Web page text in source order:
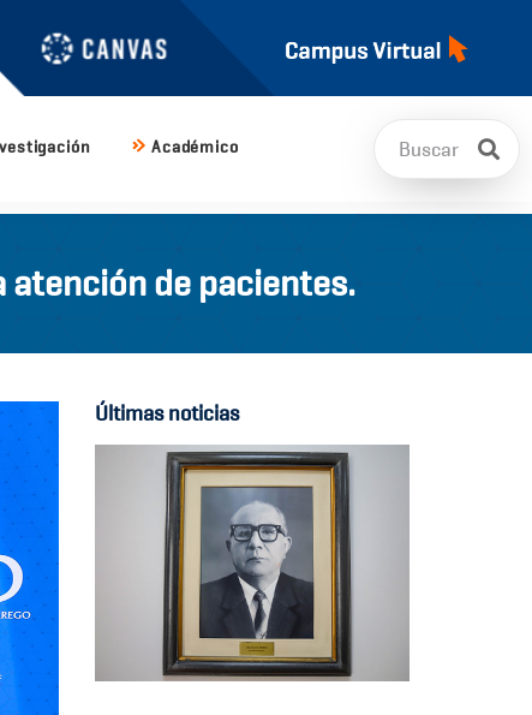
Académico
atención de pacientes.
Últimas noticias